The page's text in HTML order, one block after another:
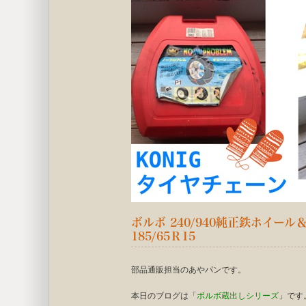
ボルボ 240/940純正鉄ホイール
185/65Ｒ15
部品通販担当のあやパンです。
本日のブログは「 ボルボ蔵出しシリーズ 」です